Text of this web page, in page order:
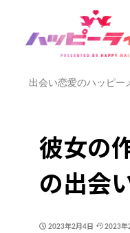
出会い恋愛のハッピー
彼女の
の出会
2023年2月4日 2023年